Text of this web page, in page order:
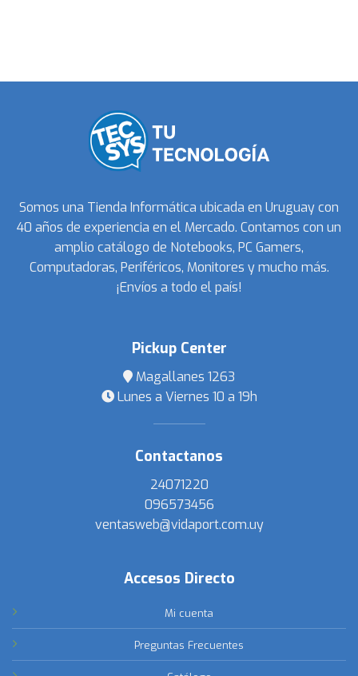
Somos una Tienda Informática ubicada en Uruguay con
40 años de experiencia en el Mercado. Contamos con un
amplio catálogo de Notebooks, PC Gamers,
Computadoras, Periféricos, Monitores y mucho más.
¡Envíos a todo el país!
Pickup Center
Magallanes 1263
Lunes a Viernes 10 a 19h
Contactanos
24071220
096573456
ventasweb@vidaport.com.uy
Accesos Directo
Mi cuenta
Preguntas Frecuentes